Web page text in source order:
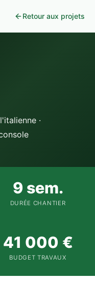
Retour aux projets
·
9 sem.
DURÉE CHANTIER
41 000 €
BUDGET TRAVAUX